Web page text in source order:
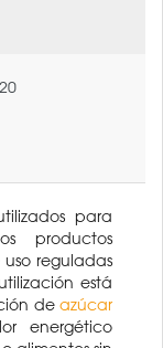
para
productos
reguladas
está
de azúcar
energético